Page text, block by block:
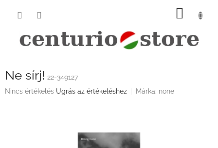
KOSÁR
Ne sírj! 22-349127
A
Nincs értékelés Ugrás az értékeléshez Márka: none